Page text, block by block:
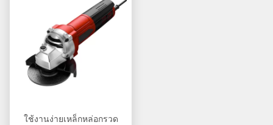
ใช้งานง่ายเหล็กหล่อกรวด